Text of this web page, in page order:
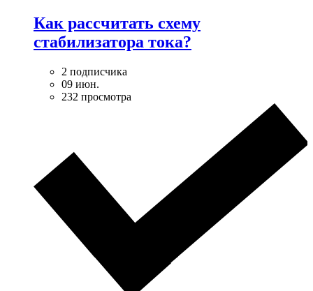
Как рассчитать схему
стабилизатора тока?
2 подписчика
09 июн.
232 просмотра